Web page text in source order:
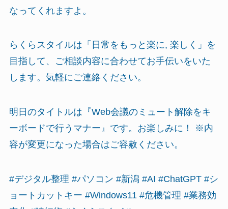
なってくれますよ。
らくらスタイルは「日常をもっと楽に, 楽しく」を
目指して、ご相談内容に合わせてお手伝いをいた
します。気軽にご連絡ください。
明日のタイトルは『Web会議のミュート解除をキ
ーボードで行うマナー』です。お楽しみに！ ※内
容が変更になった場合はご容赦ください。
#デジタル整理 #パソコン #新潟 #AI #ChatGPT #シ
ョートカットキー #Windows11 #危機管理 #業務効